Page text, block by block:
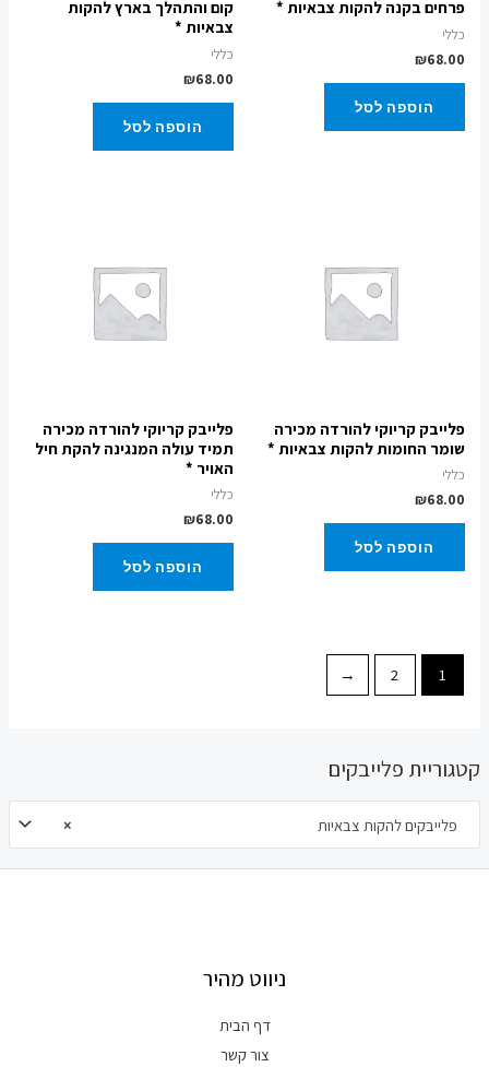
קטגוריית פלייבקים
× פלייבקים להקות צבאיות
פרחים בקנה להקות צבאיות *
כללי
₪68.00
הוספה לסל
קום והתהלך בארץ להקות
צבאיות *
כללי
₪68.00
הוספה לסל
פלייבק קריוקי להורדה מכירה
שומר החומות להקות צבאיות *
כללי
₪68.00
הוספה לסל
פלייבק קריוקי להורדה מכירה
תמיד עולה המנגינה להקת חיל
האויר *
כללי
₪68.00
הוספה לסל
1
2
←
ניווט מהיר
דף הבית
צור קשר